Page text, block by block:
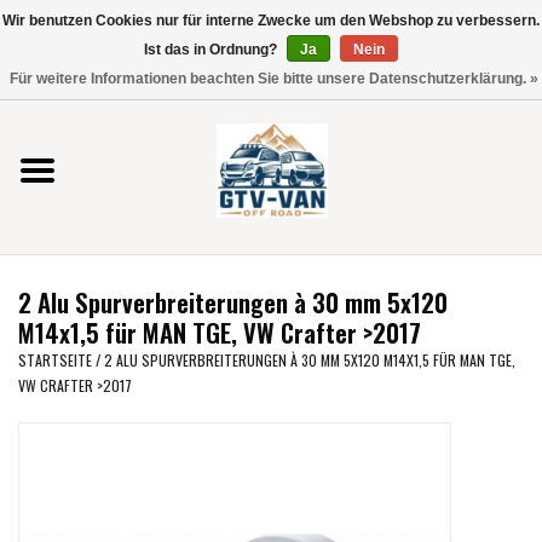
Verwende
die
nach
oben
und
unten,
verfügbare
Ergebnis
auszuwählen.
Vito / V-Klasse 447
Viano /Vito 639
VW T7 2025
VW T6
2 Alu Spurverbreiterungen à 30 mm 5x120
M14x1,5 für MAN TGE, VW Crafter >2017
STARTSEITE/2 ALU SPURVERBREITERUNGEN À 30 MM 5X120 M14X1,5 FÜR MAN TGE,
VW CRAFTER >2017
Wir benutzen Cookies nur für interne Zwecke um den Webshop zu verbessern.
Ist das in Ordnung?
Ja
Nein
Für weitere Informationen beachten Sie bitte unsere Datenschutzerklärung. »